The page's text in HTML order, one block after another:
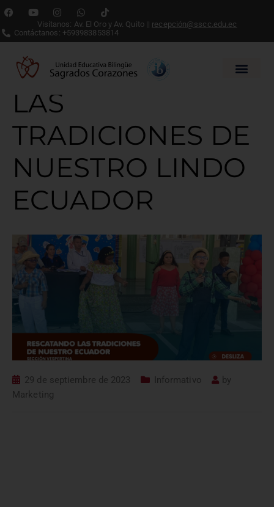
Visítanos: Av. El Oro y Av. Quito || recepción@sscc.edu.ec
Contáctanos: +593983853814
RESCATANDO
LAS
TRADICIONES DE
NUESTRO LINDO
ECUADOR
29 de septiembre de 2023 Informativo
by
Marketing